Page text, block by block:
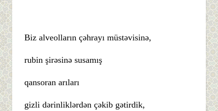
Biz alveolların çəhrayı müstəvisinə,
rubin şirəsinə susamış
qansoran arıları
gizli dərinliklərdən çəkib gətirdik,